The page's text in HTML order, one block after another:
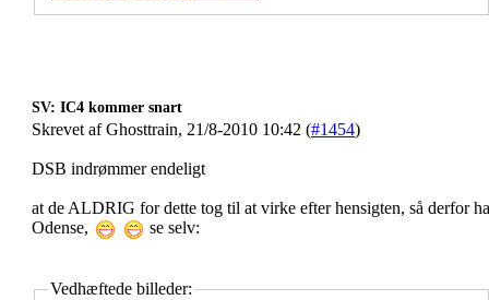
SV: IC4 kommer snart
Skrevet af Ghosttrain, 21/8-2010 10:42 (#1454)
DSB indrømmer endeligt
at de ALDRIG for dette tog til at virke efter hensigten, så derfor
Odense,
se selv:
Vedhæftede billeder: